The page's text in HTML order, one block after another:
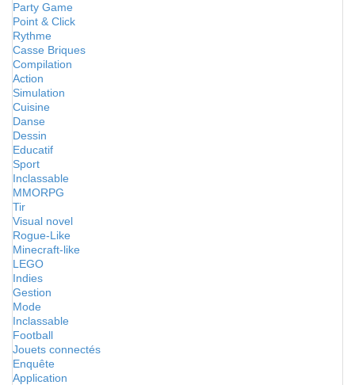
Party Game
Point & Click
Rythme
Casse Briques
Compilation
Action
Simulation
Cuisine
Danse
Dessin
Educatif
Sport
Inclassable
MMORPG
Tir
Visual novel
Rogue-Like
Minecraft-like
LEGO
Indies
Gestion
Mode
Inclassable
Football
Jouets connectés
Enquête
Application